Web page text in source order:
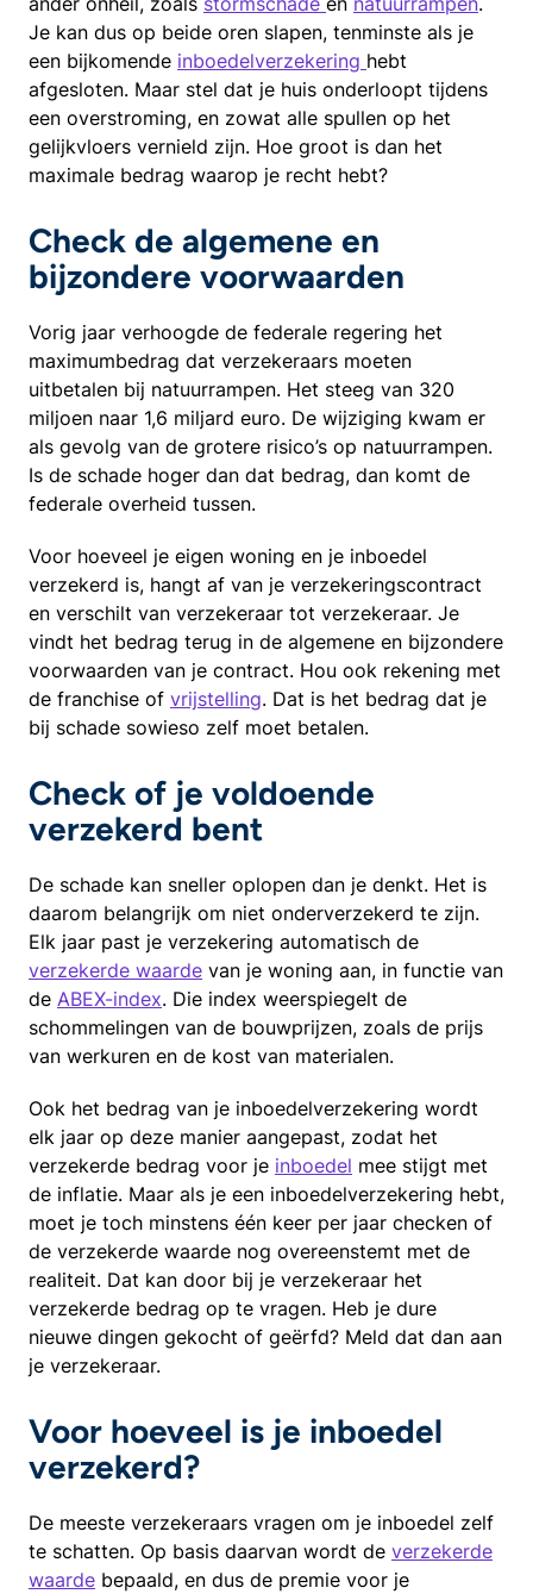
Je kan dus op beide oren slapen, tenminste als je
een bijkomende inboedelverzekering hebt
afgesloten. Maar stel dat je huis onderloopt tijdens
een overstroming, en zowat alle spullen op het
gelijkvloers vernield zijn. Hoe groot is dan het
maximale bedrag waarop je recht hebt?
Check de algemene en
bijzondere voorwaarden
Vorig jaar verhoogde de federale regering het
maximumbedrag dat verzekeraars moeten
uitbetalen bij natuurrampen. Het steeg van 320
miljoen naar 1,6 miljard euro. De wijziging kwam er
als gevolg van de grotere risico’s op natuurrampen.
Is de schade hoger dan dat bedrag, dan komt de
federale overheid tussen.
Voor hoeveel je eigen woning en je inboedel
verzekerd is, hangt af van je verzekeringscontract
en verschilt van verzekeraar tot verzekeraar. Je
vindt het bedrag terug in de algemene en bijzondere
voorwaarden van je contract. Hou ook rekening met
de franchise of vrijstelling. Dat is het bedrag dat je
bij schade sowieso zelf moet betalen.
Check of je voldoende
verzekerd bent
De schade kan sneller oplopen dan je denkt. Het is
daarom belangrijk om niet onderverzekerd te zijn.
Elk jaar past je verzekering automatisch de
verzekerde waarde van je woning aan, in functie van
de ABEX-index. Die index weerspiegelt de
schommelingen van de bouwprijzen, zoals de prijs
van werkuren en de kost van materialen.
Ook het bedrag van je inboedelverzekering wordt
elk jaar op deze manier aangepast, zodat het
verzekerde bedrag voor je inboedel mee stijgt met
de inflatie. Maar als je een inboedelverzekering hebt,
moet je toch minstens één keer per jaar checken of
de verzekerde waarde nog overeenstemt met de
realiteit. Dat kan door bij je verzekeraar het
verzekerde bedrag op te vragen. Heb je dure
nieuwe dingen gekocht of geërfd? Meld dat dan aan
je verzekeraar.
Voor hoeveel is je inboedel
verzekerd?
De meeste verzekeraars vragen om je inboedel zelf
te schatten. Op basis daarvan wordt de verzekerde
waarde bepaald, en dus de premie voor je